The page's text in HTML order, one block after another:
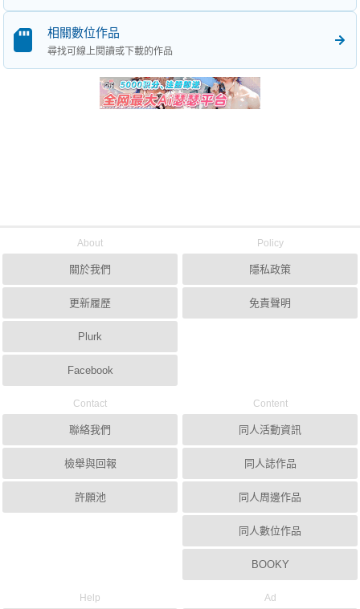
相關數位作品
尋找可線上閱讀或下載的作品
About
關於我們
更新履歷
Plurk
Facebook
Policy
隱私政策
免責聲明
Contact
聯絡我們
檢舉與回報
許願池
Content
同人活動資訊
同人誌作品
同人周邊作品
同人數位作品
BOOKY
Help Ad